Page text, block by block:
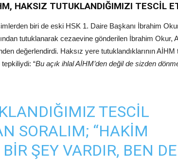
HAKSIZ TUTUKLANDIĞIMIZI TESCİL
biri de eski HSK 1. Daire Başkanı İbrahim
tutuklanarak cezaevine gönderilen İbrahim Okur,
değerlendirdi. Haksız yere tutuklandıklarının AİHM
“Bu açık ihlal AİHM’den değil de sizden
TESCIL
SORALIM; “HAKIM
ŞEY VARDIR, BEN DE